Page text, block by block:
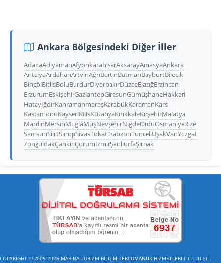
Ankara Bölgesindeki Diğer İller
AdanaAdıyamanAfyonkarahisarAksarayAmasyaAnkara
AntalyaArdahanArtvinAğrıBartınBatmanBayburtBilecik
BingölBitlisBoluBurdurDiyarbakırDüzceElazığErzincan
ErzurumEskişehirGaziantepGiresunGümüşhaneHakkari
HatayIğdırKahramanmaraşKarabükKaramanKars
KastamonuKayseriKilisKütahyaKırıkkaleKırşehirMalatya
MardinMersinMuğlaMuşNevşehirNiğdeOrduOsmaniyeRize
SamsunSiirtSinopSivasTokatTrabzonTunceliUşakVanYozgat
ZonguldakÇankırıÇorumİzmirŞanlıurfaŞırnak
COPYRİGHT © 2005-2026 MARİNA TURİZM BİLİŞİM TERCÜMANLIK HİZMETLERİ TİC.LTD.ŞTİ.